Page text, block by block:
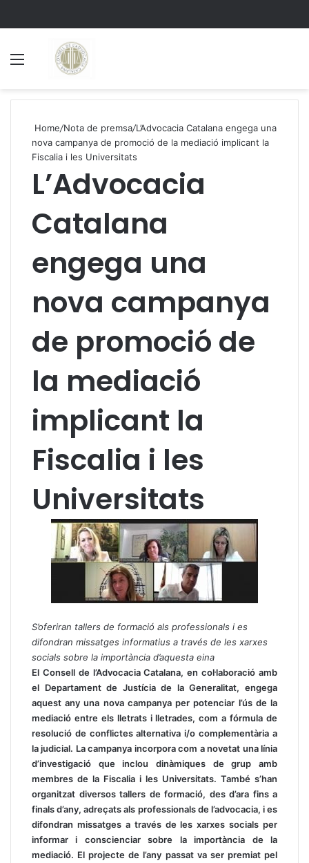
Home/Nota de premsa/L’Advocacia Catalana engega una
nova campanya de promoció de la mediació implicant la
Fiscalia i les Universitats
L’Advocacia
Catalana
engega una
nova campanya
de promoció de
la mediació
implicant la
Fiscalia i les
Universitats
S’oferiran tallers de formació als professionals i es
difondran missatges informatius a través de les xarxes
socials sobre la importància d’aquesta eina
El Consell de l’Advocacia Catalana, en col·laboració amb
el Departament de Justícia de la Generalitat, engega
aquest any una nova campanya per potenciar l’ús de la
mediació entre els lletrats i lletrades, com a fórmula de
resolució de conflictes alternativa i/o complementària a
la judicial. La campanya incorpora com a novetat una línia
d’investigació que inclou dinàmiques de grup amb
membres de la Fiscalia i les Universitats. També s’han
organitzat diversos tallers de formació, des d’ara fins a
finals d’any, adreçats als professionals de l’advocacia, i es
difondran missatges a través de les xarxes socials per
informar i conscienciar sobre la importància de la
mediació. El projecte de l’any passat va ser premiat pel